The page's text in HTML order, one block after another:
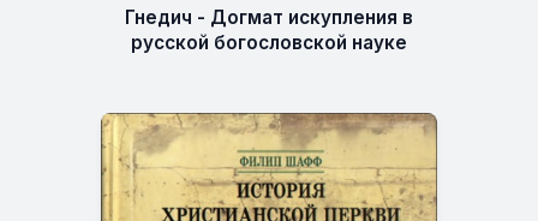
Гнедич - Догмат искупления в
русской богословской науке